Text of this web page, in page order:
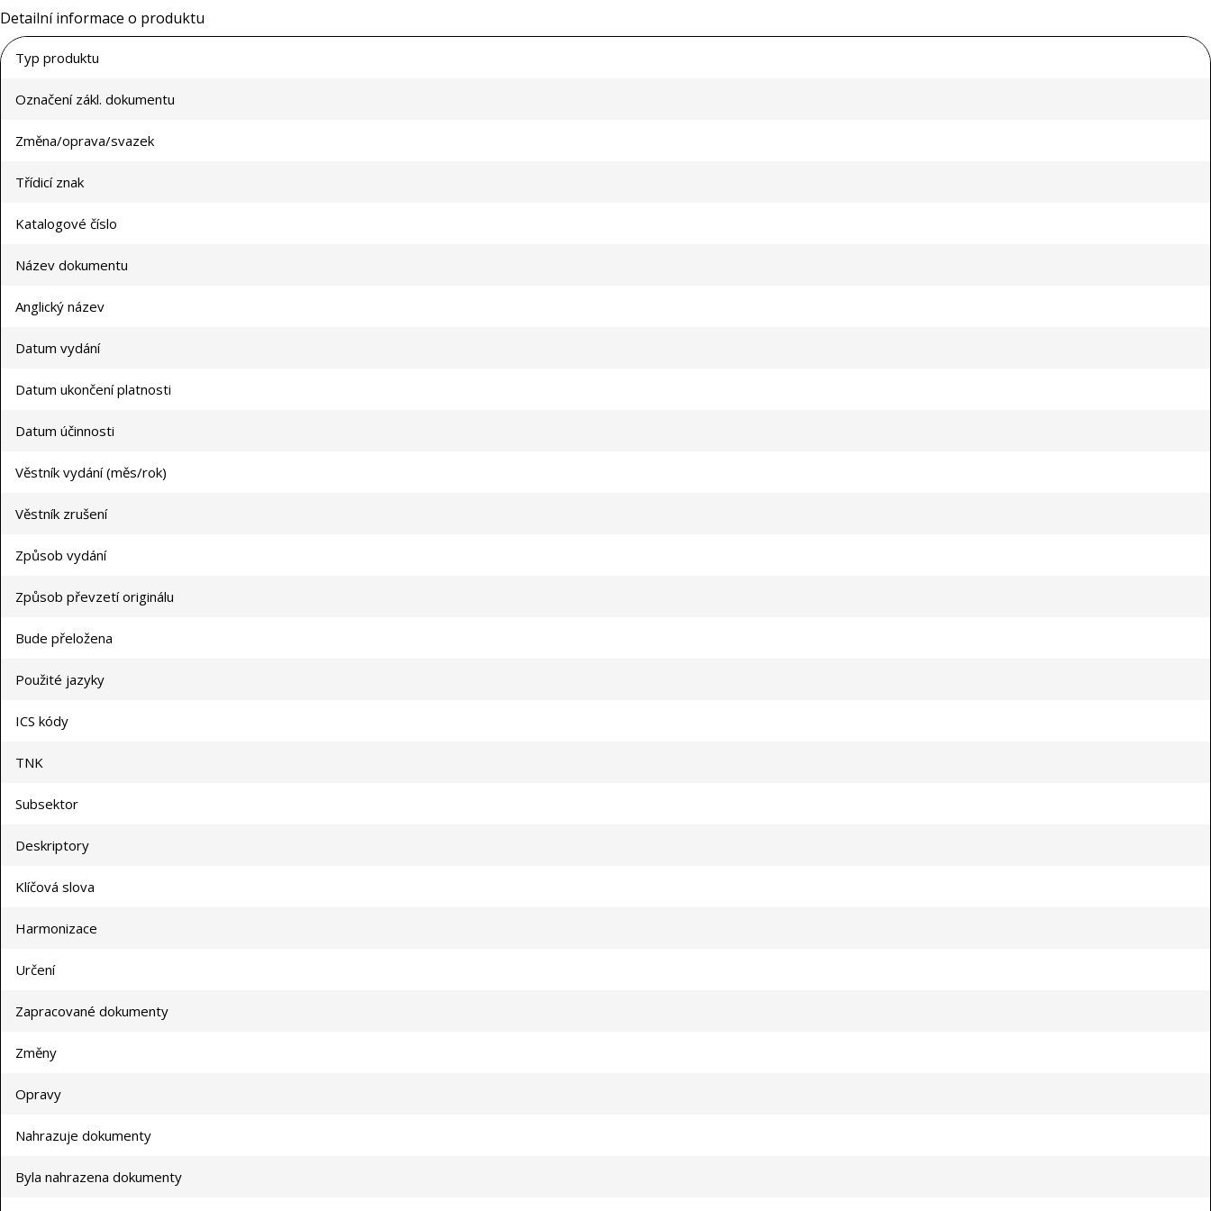
Detailní informace o produktu
Typ produktu
Označení zákl. dokumentu
Změna/oprava/svazek
Třídicí znak
Katalogové číslo
Název dokumentu
Anglický název
Datum vydání
Datum ukončení platnosti
Datum účinnosti
Věstník vydání (měs/rok)
Věstník zrušení
Způsob vydání
Způsob převzetí originálu
Bude přeložena
Použité jazyky
ICS kódy
TNK
Subsektor
Deskriptory
Klíčová slova
Harmonizace
Určení
Zapracované dokumenty
Změny
Opravy
Nahrazuje dokumenty
Byla nahrazena dokumenty